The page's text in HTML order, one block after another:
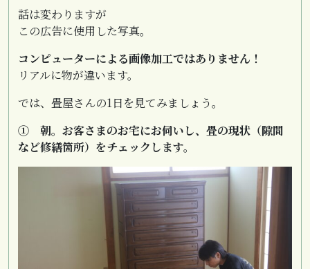
話は変わりますが
この広告に使用した写真。
コンピューターによる画像加工ではありません！
リアルに物が違います。
では、畳屋さんの1日を見てみましょう。
① 朝。お客さまのお宅にお伺いし、畳の現状（隙間
など修繕箇所）をチェックします。